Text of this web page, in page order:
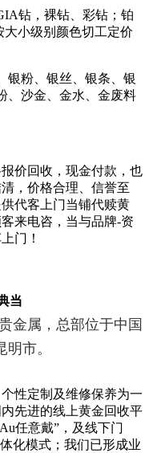
钻，裸钻、彩钻；铂
小级别颜色切工定价
银粉、银丝、银条、银
、沙金、金水、金废料
价回收，现金付款，也
，价格合理、信誉至
代客上门当铺代赎黄
来电咨，当与品牌-资
门！
当
金属，总部位于中国
市。
性定制及维修保养为一
先进的线上黄金回收平
任意戴”，及线下门
化模式；我们已形成业